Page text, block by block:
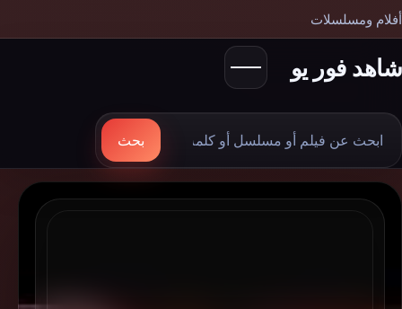
أفلام ومسلسلات
شاهد فور يو
ابحث
بحث